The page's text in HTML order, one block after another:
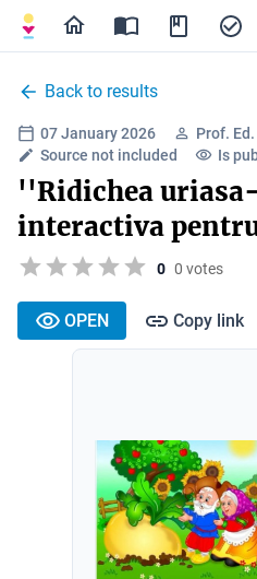
Back to results
07 January 2026
Prof.
Source not included
Is
''Ridichea
interactiva
0 0 votes
OPEN Copy link